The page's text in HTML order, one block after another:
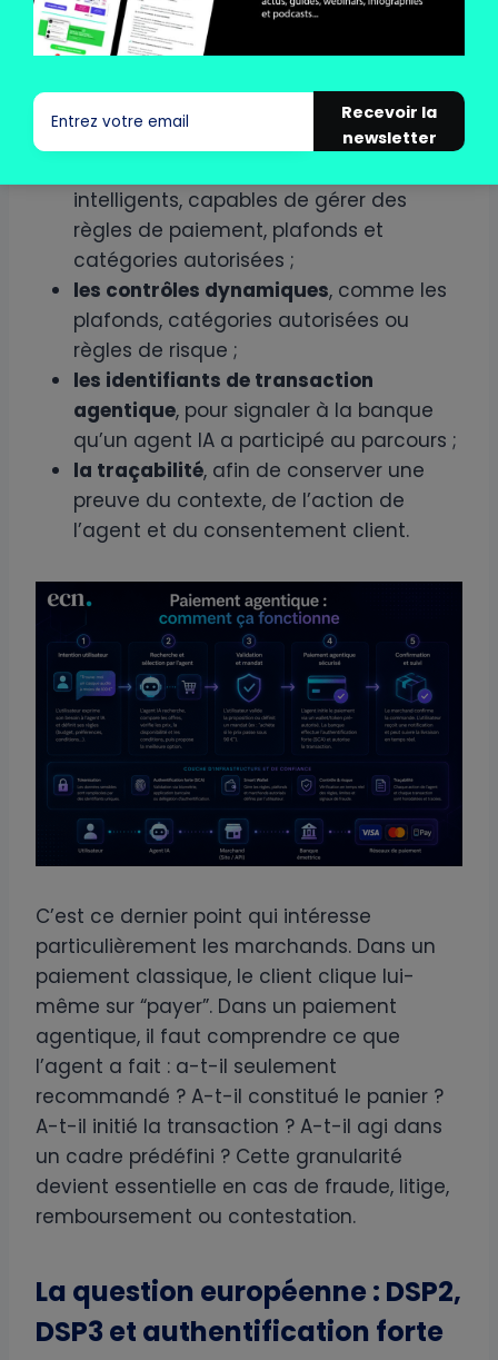
que l’utilisateur est bien à l’origine du
mandat ou de la confirmation ;
de permettre à un agent ou à un wallet
d’agir dans un cadre pré-approuvé ;
intelligents, capables de gérer des
règles de paiement, plafonds et
catégories autorisées ;
les contrôles dynamiques, comme les
plafonds, catégories autorisées ou
règles de risque ;
les identifiants de transaction
agentique, pour signaler à la banque
qu’un agent IA a participé au parcours ;
la traçabilité, afin de conserver une
preuve du contexte, de l’action de
l’agent et du consentement client.
C’est ce dernier point qui intéresse
particulièrement les marchands. Dans un
paiement classique, le client clique lui-
même sur “payer”. Dans un paiement
agentique, il faut comprendre ce que
l’agent a fait : a-t-il seulement
recommandé ? A-t-il constitué le panier ?
A-t-il initié la transaction ? A-t-il agi dans
un cadre prédéfini ? Cette granularité
devient essentielle en cas de fraude, litige,
remboursement ou contestation.
La question européenne : DSP2,
DSP3 et authentification forte
Recevoir la
newsletter